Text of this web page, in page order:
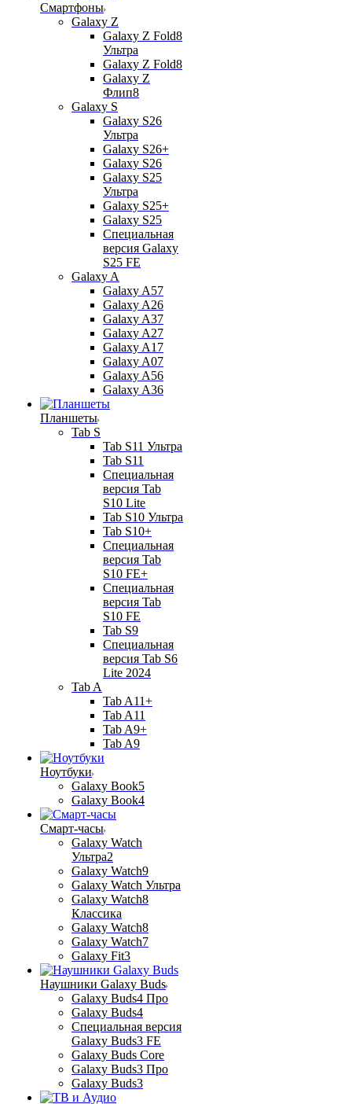
Смартфоны
Galaxy Z
Galaxy Z Fold8
Ультра
Galaxy Z Fold8
Galaxy Z
Флип8
Galaxy S
Galaxy S26
Ультра
Galaxy S26+
Galaxy S26
Galaxy S25
Ультра
Galaxy S25+
Galaxy S25
Специальная
версия Galaxy
S25 FE
Galaxy A
Galaxy A57
Galaxy A26
Galaxy A37
Galaxy A27
Galaxy A17
Galaxy A07
Galaxy A56
Galaxy A36
Планшеты
Tab S
Tab S11 Ультра
Tab S11
Специальная
версия Tab
S10 Lite
Tab S10 Ультра
Tab S10+
Специальная
версия Tab
S10 FE+
Специальная
версия Tab
S10 FE
Tab S9
Специальная
версия Tab S6
Lite 2024
Tab A
Tab A11+
Tab A11
Tab A9+
Tab A9
Ноутбуки
Galaxy Book5
Galaxy Book4
Смарт-часы
Galaxy Watch
Ультра2
Galaxy Watch9
Galaxy Watch Ультра
Galaxy Watch8
Классика
Galaxy Watch8
Galaxy Watch7
Galaxy Fit3
Наушники Galaxy Buds
Galaxy Buds4 Про
Galaxy Buds4
Специальная версия
Galaxy Buds3 FE
Galaxy Buds Core
Galaxy Buds3 Про
Galaxy Buds3